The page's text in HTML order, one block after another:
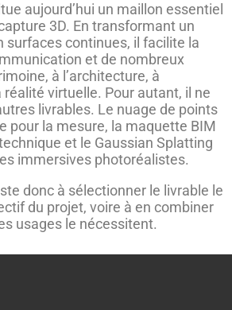
aujourd’hui un maillon essentiel
3D. En transformant un
surfaces continues, il facilite la
et de nombreux
à l’architecture, à
réalité virtuelle. Pour autant, il ne
livrables. Le nuage de points
pour la mesure, la maquette BIM
et le Gaussian Splatting
immersives photoréalistes.
donc à sélectionner le livrable le
du projet, voire à en combiner
usages le nécessitent.